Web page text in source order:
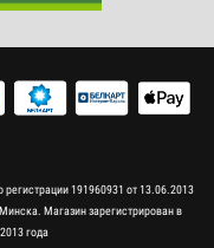
191960931 от 13.06.2013
Магазин зарегистрирован в
года